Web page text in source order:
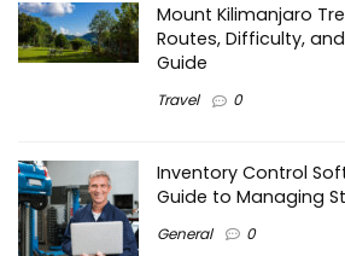
Mount Kilimanjaro
Routes, Difficulty,
Guide
Travel 0
Inventory Control
Guide to Managing
General 0